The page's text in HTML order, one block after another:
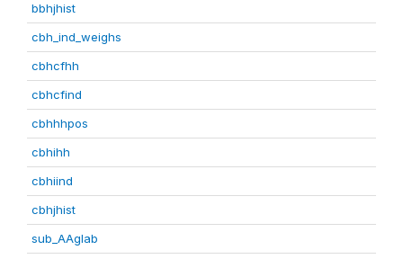
bbhjhist
cbh_ind_weighs
cbhcfhh
cbhcfind
cbhhhpos
cbhihh
cbhiind
cbhjhist
sub_AAglab